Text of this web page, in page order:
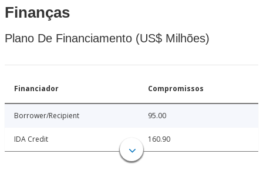
Finanças
Plano De Financiamento (US$ Milhões)
Financiador Compromissos
Borrower/Recipient 95.00
IDA Credit 160.90